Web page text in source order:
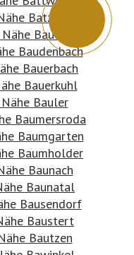
Batzlow
Bauda
Baudenbach
Bauerbach
Bauerkuhl
Bauler
Baumersroda
Baumgarten
Baumholder
Baunach
Baunatal
Bausendorf
Baustert
Bautzen